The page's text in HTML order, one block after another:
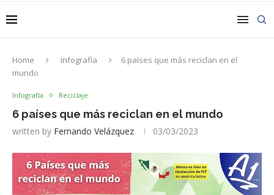
Home Infografía
6 países que más reciclan en el
mundo
Infografía Reciclaje
6 países que más reciclan en el mundo
written by Fernando Velázquez 03/03/2023